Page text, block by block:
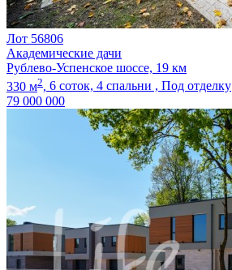
Лот 56806
Академические дачи
Рублево-Успенское шоссе, 19 км
330 м2, 6 соток, 4 спальни , Под отделку
79 000 000